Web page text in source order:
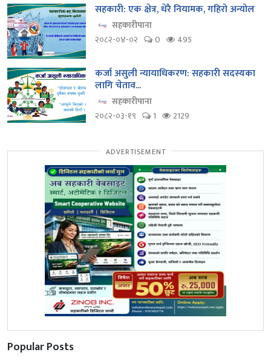
सहकारी: एक क्षेत्र, धेरै नियामक, गहिरो अन्योल
सहकारीपाना
२०८२-०४-०२
0 495
कर्जा असुली न्यायाधिकरण: सहकारी सदस्यका
लागि चेताव...
सहकारीपाना
२०८२-०३-१९
1 2129
ADVERTISEMENT
Popular Posts